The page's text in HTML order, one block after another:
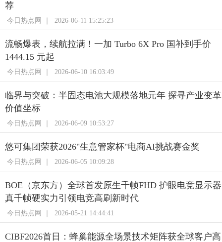
荐
今日热点网 ｜ 2026-06-11 15:25:23
流畅爆表，续航拉满！一加 Turbo 6X Pro 国补到手价
1444.15 元起
今日热点网 ｜ 2026-06-10 16:03:49
临界与突破：半固态电池大规模落地元年 探寻产业变革
价值坐标
今日热点网 ｜ 2026-06-09 10:53:27
悠可集团荣获2026"生意管家杯"电商AI挑战赛金奖
今日热点网 ｜ 2026-06-05 10:09:28
BOE（京东方）全球首发原生千帧FHD 护眼电竞显示器
真千帧硬实力引领电竞高刷新时代
今日热点网 ｜ 2026-05-21 14:44:41
CIBF2026首日：蜂巢能源全场景技术矩阵获全球客户高